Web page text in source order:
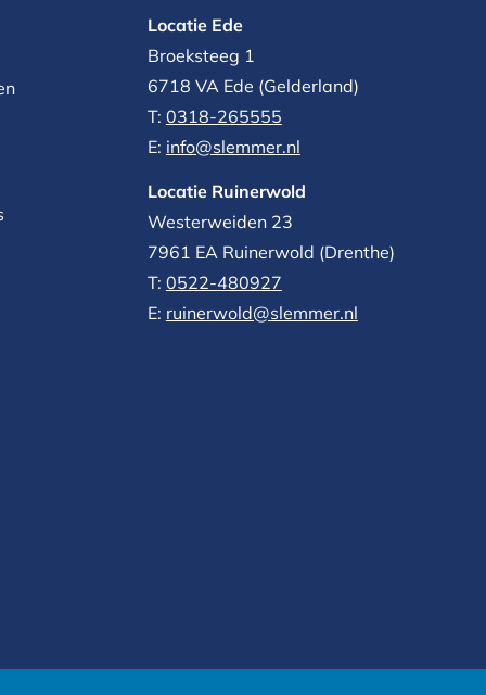
Locatie Ede
Broeksteeg 1
6718 VA Ede (Gelderland)
T: 0318-265555
E: info@slemmer.nl
Locatie Ruinerwold
Westerweiden 23
7961 EA Ruinerwold (Drenthe)
T: 0522-480927‬
E: ruinerwold@slemmer.nl